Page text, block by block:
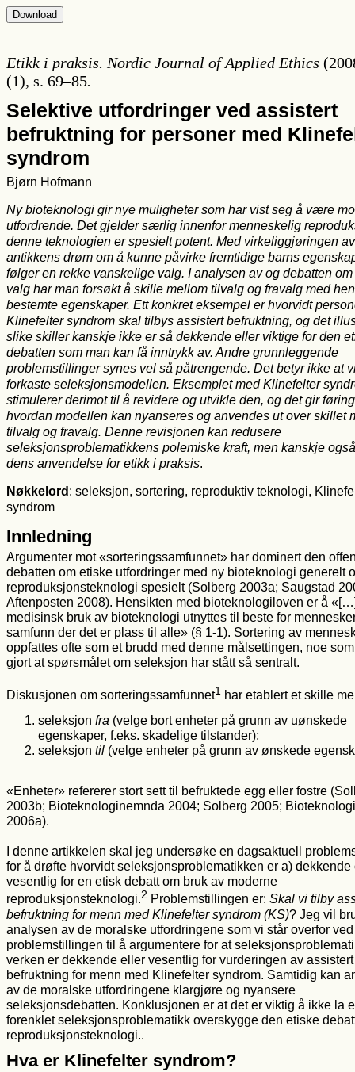
Etikk i praksis. Nordic Journal of Applied Ethics
(1), s. 69–85.
Selektive utfordringer ved assistert
befruktning for personer med
syndrom
Bjørn Hofmann
Ny bioteknologi gir nye muligheter som har vist seg å være
utfordrende. Det gjelder særlig innenfor menneskelig
denne teknologien er spesielt potent. Med virkeliggjøringen av
antikkens drøm om å kunne påvirke fremtidige barns
følger en rekke vanskelige valg. I analysen av og debatten
valg har man forsøkt å skille mellom tilvalg og fravalg med
bestemte egenskaper. Ett konkret eksempel er hvorvidt
Klinefelter syndrom skal tilbys assistert befruktning, og det
slike skiller kanskje ikke er så dekkende eller viktige for den
debatten som man kan få inntrykk av. Andre grunnleggende
problemstillinger synes vel så påtrengende. Det betyr ikke at
forkaste seleksjonsmodellen. Eksemplet med Klinefelter
stimulerer derimot til å revidere og utvikle den, og det gir
hvordan modellen kan nyanseres og anvendes ut over skillet
tilvalg og fravalg. Denne revisjonen kan redusere
seleksjonsproblematikkens polemiske kraft, men kanskje
dens anvendelse for etikk i praksis.
Nøkkelord: seleksjon, sortering, reproduktiv teknologi,
syndrom
Innledning
Argumenter mot «sorteringssamfunnet» har dominert den
debatten om etiske utfordringer med ny bioteknologi generelt
reproduksjonsteknologi spesielt (Solberg 2003a; Saugstad
Aftenposten 2008). Hensikten med bioteknologiloven er å
medisinsk bruk av bioteknologi utnyttes til beste for
samfunn der det er plass til alle» (§ 1-1). Sortering av
oppfattes ofte som et brudd med denne målsettingen, noe
gjort at spørsmålet om seleksjon har stått så sentralt.
Diskusjonen om sorteringssamfunnet1 har etablert et skille
seleksjon fra (velge bort enheter på grunn av uønskede
egenskaper, f.eks. skadelige tilstander);
seleksjon til (velge enheter på grunn av ønskede
«Enheter» refererer stort sett til befruktede egg eller fostre
2003b; Bioteknologinemnda 2004; Solberg 2005;
2006a).
I denne artikkelen skal jeg undersøke en dagsaktuell
for å drøfte hvorvidt seleksjonsproblematikken er a) dekkende
vesentlig for en etisk debatt om bruk av moderne
reproduksjonsteknologi.2 Problemstillingen er: Skal vi tilby
befruktning for menn med Klinefelter syndrom (KS)? Jeg vil
analysen av de moralske utfordringene som vi står overfor
problemstillingen til å argumentere for at
verken er dekkende eller vesentlig for vurderingen av assistert
befruktning for menn med Klinefelter syndrom. Samtidig kan
av de moralske utfordringene klargjøre og nyansere
seleksjonsdebatten. Konklusjonen er at det er viktig å ikke la
forenklet seleksjonsproblematikk overskygge den etiske
reproduksjonsteknologi..
Hva er Klinefelter syndrom?